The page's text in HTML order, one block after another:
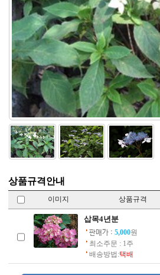
상품규격안내
이미지 상품규격
삽목4년분
판매가 : 5,000원
최소주문 : 1주
배송방법:택배